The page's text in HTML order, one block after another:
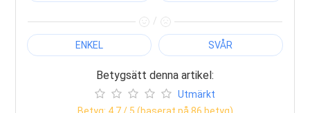
/
ENKEL SVÅR
Betygsätt denna artikel:
Utmärkt